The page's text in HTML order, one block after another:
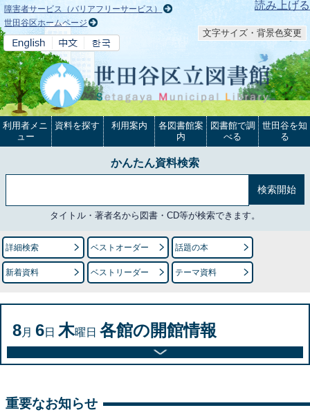
本文へ 読み上げる
障害者サービス（バリアフリーサービス）
世田谷区ホームページ
文字サイズ・背景色変更
利用者メニ
ュー
資料を探す 利用案内
各図書館案
内
図書館で調
べる
世田谷を知
る
かんたん資料検索
タイトル・著者名から図書・CD等が検索できます。
詳細検索 ベストオーダー 話題の本
新着資料 ベストリーダー テーマ資料
8月 6日 木曜日 各館の開館情報
重要なお知らせ